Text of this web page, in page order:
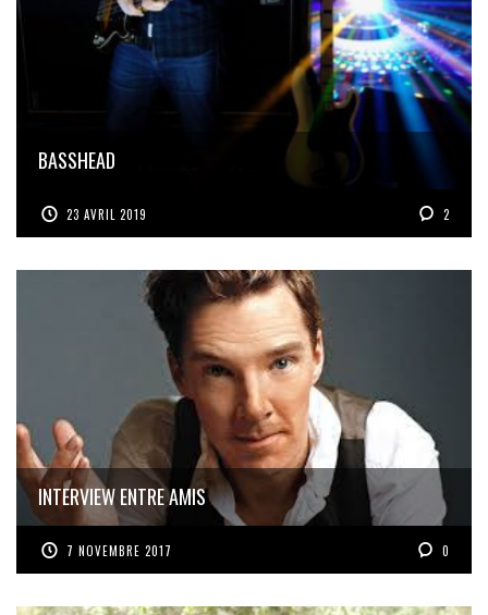
BASSHEAD
23 AVRIL 2019 2
INTERVIEW ENTRE AMIS
7 NOVEMBRE 2017 0